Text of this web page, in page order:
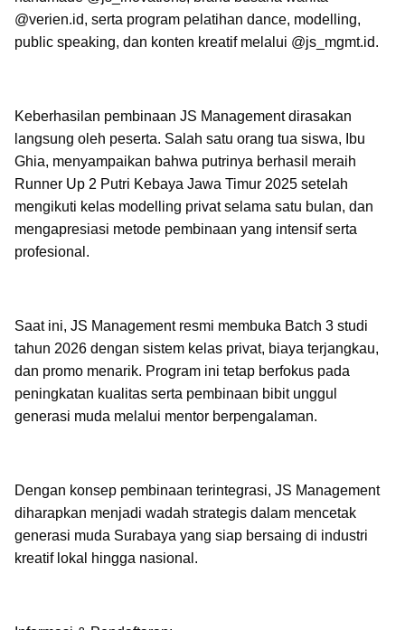
@verien.id, serta program pelatihan dance, modelling,
public speaking, dan konten kreatif melalui @js_mgmt.id.
Keberhasilan pembinaan JS Management dirasakan
langsung oleh peserta. Salah satu orang tua siswa, Ibu
Ghia, menyampaikan bahwa putrinya berhasil meraih
Runner Up 2 Putri Kebaya Jawa Timur 2025 setelah
mengikuti kelas modelling privat selama satu bulan, dan
mengapresiasi metode pembinaan yang intensif serta
profesional.
Saat ini, JS Management resmi membuka Batch 3 studi
tahun 2026 dengan sistem kelas privat, biaya terjangkau,
dan promo menarik. Program ini tetap berfokus pada
peningkatan kualitas serta pembinaan bibit unggul
generasi muda melalui mentor berpengalaman.
Dengan konsep pembinaan terintegrasi, JS Management
diharapkan menjadi wadah strategis dalam mencetak
generasi muda Surabaya yang siap bersaing di industri
kreatif lokal hingga nasional.